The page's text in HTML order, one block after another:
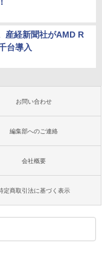
産経新聞社がAMD R
台導入
お問い合わせ
編集部へのご連絡
会社概要
定商取引法に基づく表示